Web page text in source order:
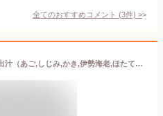
全てのおすすめコメント (3件) >
だしの素 3袋 顆粒ダシ 本格出汁（あご,しじみ,かき,伊勢海老,ほたての5種類から選択）［送料無料］［ゆうパケット］ 父の日 プレゼント ギフト 父の日思いの 健康 実用的 父の日 子供 孫2023 父の日ギフト